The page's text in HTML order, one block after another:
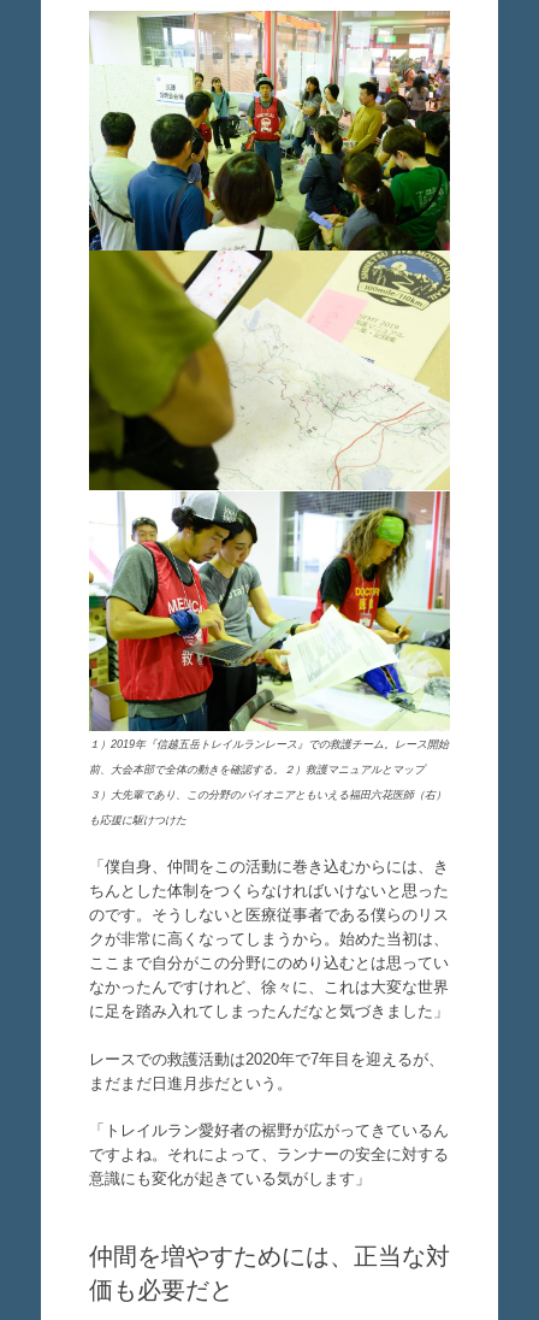
１）2019年『信越五岳トレイルランレース』での救護チーム。レース開始
前、大会本部で全体の動きを確認する。２）救護マニュアルとマップ
３）大先輩であり、この分野のパイオニアともいえる福田六花医師（右）
も応援に駆けつけた
「僕自身、仲間をこの活動に巻き込むからには、き
ちんとした体制をつくらなければいけないと思った
のです。そうしないと医療従事者である僕らのリス
クが非常に高くなってしまうから。始めた当初は、
ここまで自分がこの分野にのめり込むとは思ってい
なかったんですけれど、徐々に、これは大変な世界
に足を踏み入れてしまったんだなと気づきました」
レースでの救護活動は2020年で7年目を迎えるが、
まだまだ日進月歩だという。
「トレイルラン愛好者の裾野が広がってきているん
ですよね。それによって、ランナーの安全に対する
意識にも変化が起きている気がします」
仲間を増やすためには、正当な対
価も必要だと